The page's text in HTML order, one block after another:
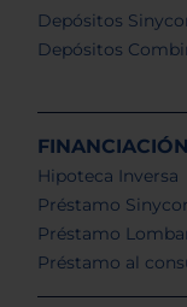
Depósitos
Depósitos
FINANCIACIÓN
Hipoteca Inversa
Préstamo
Préstamo
Préstamo al